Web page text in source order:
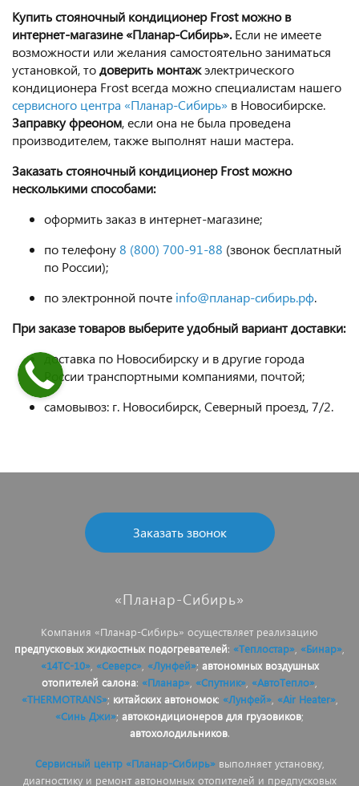
Купить стояночный кондиционер Frost можно в
интернет-магазине «Планар-Сибирь».Если не имеете
возможности или желания самостоятельно заниматься
установкой, тодоверить монтажэлектрического
кондиционера Frost всегда можно специалистам нашего
сервисного центра «Планар-Сибирь» в Новосибирске.
Заправку фреоном, если она не была проведена
производителем, также выполнят наши мастера.
Заказать стояночный кондиционер Frost можно
несколькими способами:
оформить заказ в интернет-магазине;
по телефону8 (800) 700-91-88 (звонок бесплатный
по России);
по электронной почте info@планар-сибирь.рф.
При заказе товаров выберите удобный вариант доставки:
доставка по Новосибирску и в другие города
России транспортными компаниями, почтой;
самовывоз: г. Новосибирск, Северный проезд, 7/2.
Заказать звонок
«Планар-Сибирь»
Компания «Планар-Сибирь» осуществляет реализацию
предпусковых жидкостных подогревателей: «Теплостар» «Бинар»
«14ТС-10», «Северс», «Лунфей»; автономных воздушных
отопителей салона: «Планар» «Спутник» «АвтоТепло»
«THERMOTRANS»; китайских автономок: «Лунфей», «Air Heater»,
«Синь Джи»; автокондиционеров для грузовиков;
автохолодильников.
Сервисный центр «Планар-Сибирь»выполняет установку,
диагностику и ремонт автономных отопителей и предпусковых